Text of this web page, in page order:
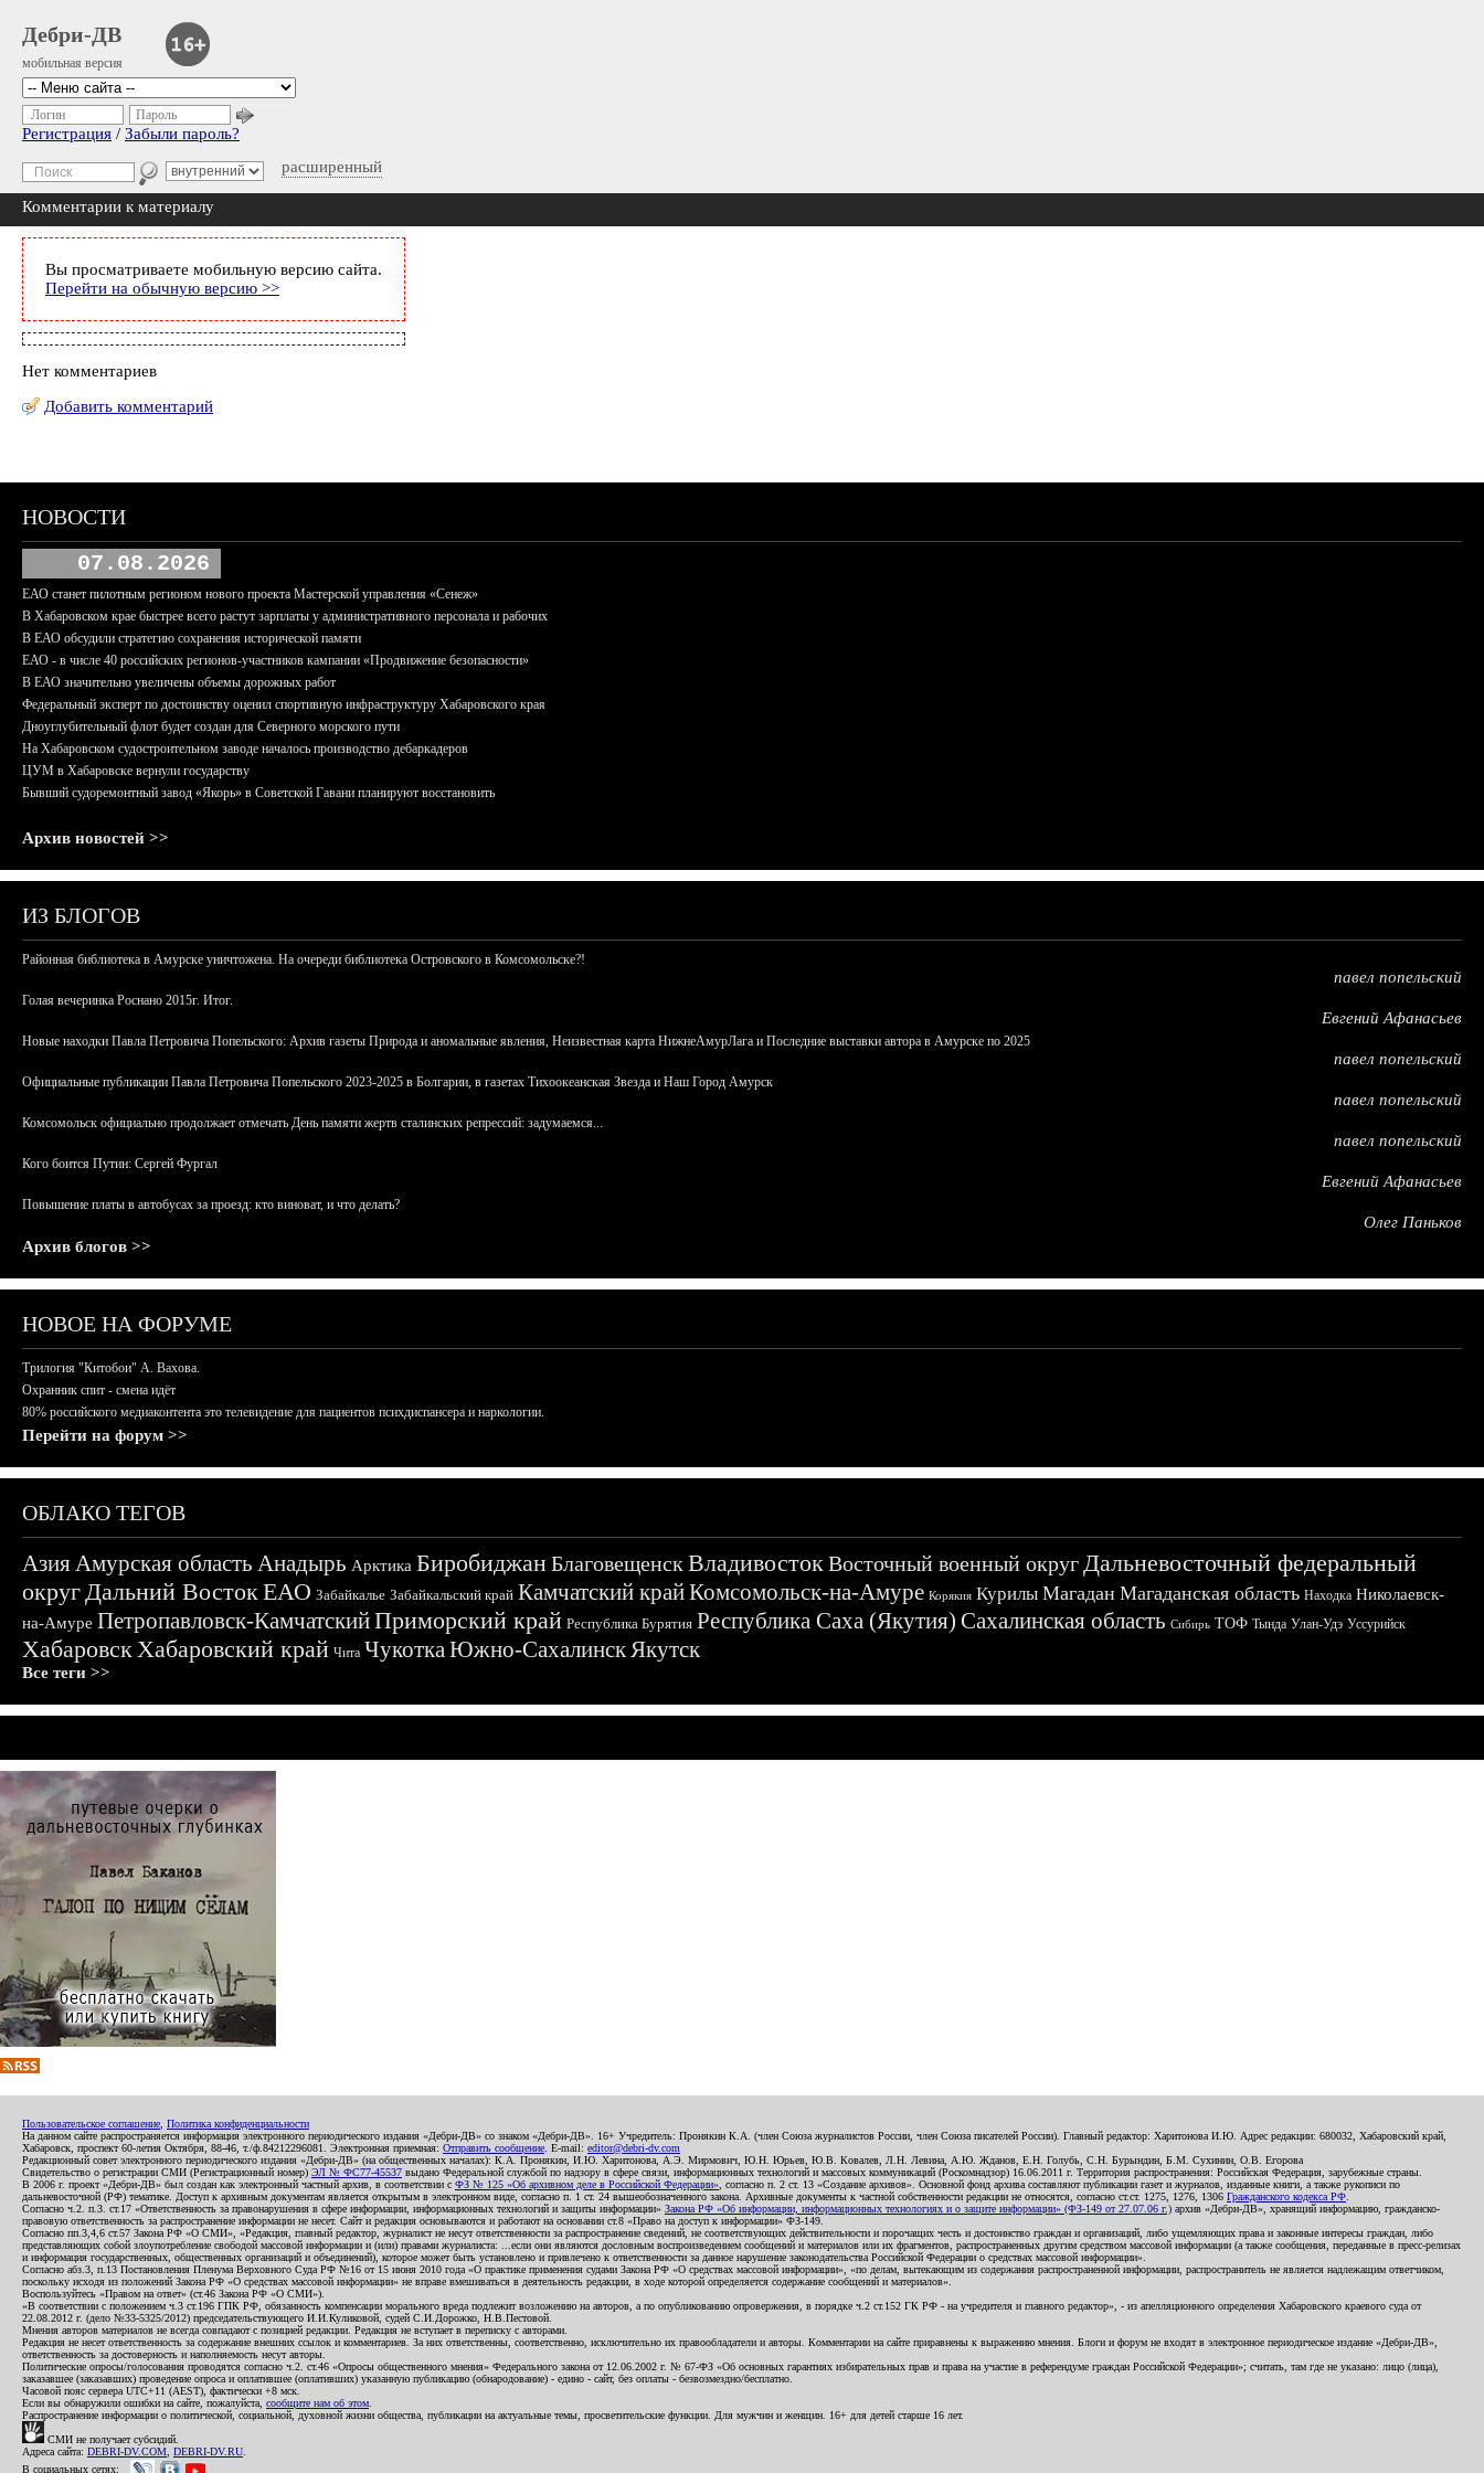
Дебри-ДВ
мобильная версия
расширенный
Логин Пароль
Регистрация / Забыли пароль?
Комментарии к материалу
Вы просматриваете мобильную версию сайта.
Перейти на обычную версию >>
Нет комментариев
Добавить комментарий
НОВОСТИ
07.08.2026
ЕАО станет пилотным регионом нового проекта Мастерской управления «Сенеж»
В Хабаровском крае быстрее всего растут зарплаты у административного персонала и рабочих
В ЕАО обсудили стратегию сохранения исторической памяти
ЕАО - в числе 40 российских регионов-участников кампании «Продвижение безопасности»
В ЕАО значительно увеличены объемы дорожных работ
Федеральный эксперт по достоинству оценил спортивную инфраструктуру Хабаровского края
Дноуглубительный флот будет создан для Северного морского пути
На Хабаровском судостроительном заводе началось производство дебаркадеров
ЦУМ в Хабаровске вернули государству
Бывший судоремонтный завод «Якорь» в Советской Гавани планируют восстановить
Архив новостей >>
ИЗ БЛОГОВ
Районная библиотека в Амурске уничтожена. На очереди библиотека Островского в Комсомольске?!
павел попельский
Голая вечеринка Роснано 2015г. Итог.
Евгений Афанасьев
Новые находки Павла Петровича Попельского: Архив газеты Природа и аномальные явления, Неизвестная карта НижнеАмурЛага и Последние выставки автора в Амурске по 2025
павел попельский
Официальные публикации Павла Петровича Попельского 2023-2025 в Болгарии, в газетах Тихоокеанская Звезда и Наш Город Амурск
павел попельский
Комсомольск официально продолжает отмечать День памяти жертв сталинских репрессий: задумаемся...
павел попельский
Кого боится Путин: Сергей Фургал
Евгений Афанасьев
Повышение платы в автобусах за проезд: кто виноват, и что делать?
Олег Паньков
Архив блогов >>
НОВОЕ НА ФОРУМЕ
Трилогия "Китобои" А. Вахова.
Охранник спит - смена идёт
80% российского медиаконтента это телевидение для пациентов психдиспансера и наркологии.
Перейти на форум >>
ОБЛАКО ТЕГОВ
АзияАмурская область Анадырь Арктика БиробиджанБлаговещенскВладивостокВосточный военный округДальневосточный федеральный
округДальний ВостокЕАО Забайкалье Забайкальский край Камчатский крайКомсомольск-на-Амуре Корякия Курилы Магадан Магаданская область Находка Николаевск-
на-Амуре Петропавловск-КамчатскийПриморский край Республика Бурятия Республика Саха (Якутия) Сахалинская область Сибирь ТОФ Тында Улан-Удэ Уссурийск
ХабаровскХабаровский край Чита ЧукоткаЮжно-СахалинскЯкутск
Все теги >>
Пользовательское соглашение Политика конфиденциальности
На данном сайте распространяется информация электронного периодического издания «Дебри-ДВ» со знаком «Дебри-ДВ». 16+ Учредитель: Пронякин К.А. (член Союза журналистов России, член Союза писателей России). Главный редактор: Харитонова И.Ю. Адрес редакции: 680032, Хабаровский край,
Хабаровск, проспект 60-летия Октября, 88-46, т./ф.84212296081. Электронная приемная: Отправить сообщение . E-mail: editor@debri-dv.com
Редакционный совет электронного периодического издания «Дебри-ДВ» (на общественных началах): К.А. Пронякин, И.Ю. Харитонова, А.Э. Мирмович, Ю.Н. Юрьев, Ю.В. Ковалев, Л.Н. Левина, А.Ю. Жданов, Е.Н. Голубь, С.Н. Бурындин, Б.М. Сухинин, О.В. Егорова
Свидетельство о регистрации СМИ (Регистрационный номер) ЭЛ № ФС77-45537 выдано Федеральной службой по надзору в сфере связи, информационных технологий и массовых коммуникаций (Роскомнадзор) 16.06.2011 г. Территория распространения: Российская Федерация, зарубежные страны.
В 2006 г. проект «Дебри-ДВ» был создан как электронный частный архив, в соответствии с ФЗ № 125 «Об архивном деле в Российской Федерации» , согласно п. 2 ст. 13 «Создание архивов». Основной фонд архива составляют публикации газет и журналов, изданные книги, а также рукописи по
дальневосточной (РФ) тематике. Доступ к архивным документам является открытым в электронном виде, согласно п. 1 ст. 24 вышеобозначенного закона. Архивные документы к частной собственности редакции не относятся, согласно ст.ст. 1275, 1276, 1306 Гражданского кодекса РФ
Согласно ч.2. п.3. ст.17 «Ответственность за правонарушения в сфере информации, информационных технологий и защиты информации» Закона РФ «Об информации, информационных технологиях и о защите информации» (ФЗ-149 от 27.07.06 г.) архив «Дебри-ДВ», хранящий информацию, гражданско-
правовую ответственность за распространение информации не несет. Сайт и редакция основываются и работают на основании ст.8 «Право на доступ к информации» ФЗ-149.
Согласно пп.3,4,6 ст.57 Закона РФ «О СМИ», «Редакция, главный редактор, журналист не несут ответственности за распространение сведений, не соответствующих действительности и порочащих честь и достоинство граждан и организаций, либо ущемляющих права и законные интересы граждан, либо
представляющих собой злоупотребление свободой массовой информации и (или) правами журналиста: ...если они являются дословным воспроизведением сообщений и материалов или их фрагментов, распространенных другим средством массовой информации (а также сообщения, переданные в пресс-релизах
и информация государственных, общественных организаций и объединений), которое может быть установлено и привлечено к ответственности за данное нарушение законодательства Российской Федерации о средствах массовой информации».
Согласно абз.3, п.13 Постановления Пленума Верховного Суда РФ №16 от 15 июня 2010 года «О практике применения судами Закона РФ «О средствах массовой информации», «по делам, вытекающим из содержания распространенной информации, распространитель не является надлежащим ответчиком,
поскольку исходя из положений Закона РФ «О средствах массовой информации» не вправе вмешиваться в деятельность редакции, в ходе которой определяется содержание сообщений и материалов».
Воспользуйтесь «Правом на ответ» (ст.46 Закона РФ «О СМИ»).
«В соответствии с положением ч.3 ст.196 ГПК РФ, обязанность компенсации морального вреда подлежит возложению на авторов, а по опубликованию опровержения, в порядке ч.2 ст.152 ГК РФ - на учредителя и главного редактор», - из апелляционного определения Хабаровского краевого суда от
22.08.2012 г. (дело №33-5325/2012) председательствующего И.И.Куликовой, судей С.И.Дорожко, Н.В.Пестовой.
Мнения авторов материалов не всегда совпадают с позицией редакции. Редакция не вступает в переписку с авторами.
Редакция не несет ответственность за содержание внешних ссылок и комментариев. За них ответственны, соответственно, исключительно их правообладатели и авторы. Комментарии на сайте приравнены к выражению мнения. Блоги и форум не входят в электронное периодическое издание «Дебри-ДВ»,
ответственность за достоверность и наполняемость несут авторы.
Политические опросы/голосования проводятся согласно ч.2. ст.46 «Опросы общественного мнения» Федерального закона от 12.06.2002 г. № 67-ФЗ «Об основных гарантиях избирательных прав и права на участие в референдуме граждан Российской Федерации»; считать, там где не указано: лицо (лица),
заказавшее (заказавших) проведение опроса и оплатившее (оплативших) указанную публикацию (обнародование) - едино - сайт, без оплаты - безвозмездно/бесплатно.
Часовой пояс сервера UTC+11 (AEST), фактически +8 мск.
Если вы обнаружили ошибки на сайте, пожалуйста, сообщите нам об этом
Распространение информации о политической, социальной, духовной жизни общества, публикации на актуальные темы, просветительские функции. Для мужчин и женщин. 16+ для детей старше 16 лет.
СМИ не получает субсидий.
Адреса сайта: DEBRI-DV.COM DEBRI-DV.RU
В социальных сетях: